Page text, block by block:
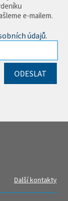
e-mailem.
údajů.
Další kontakty